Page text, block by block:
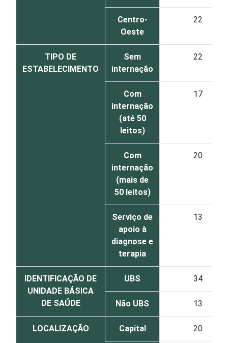
Centro-
Oeste
22
TIPO DE
ESTABELECIMENTO
Sem
internação
22
Com
internação
(até 50
leitos)
17
Com
internação
(mais de
50 leitos)
20
Serviço de
apoio à
diagnose e
terapia
13
IDENTIFICAÇÃO DE
UNIDADE BÁSICA
DE SAÚDE
UBS 34
Não UBS 13
LOCALIZAÇÃO Capital 20